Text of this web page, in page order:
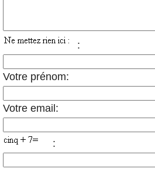
:
Votre prénom:
Votre email:
: